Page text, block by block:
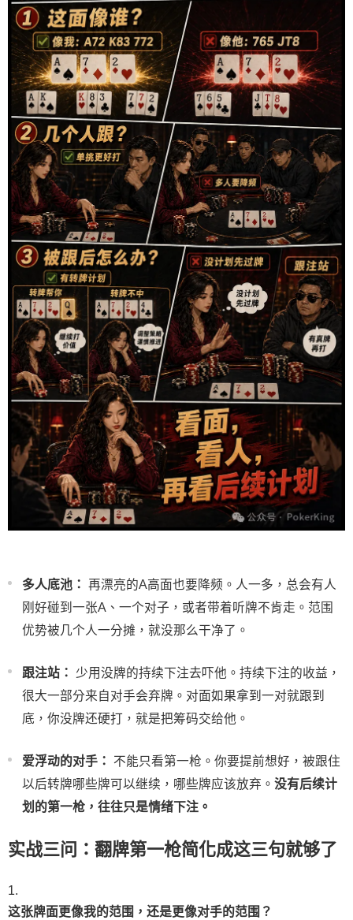
多人底池： 再漂亮的A高面也要降频。人一多，总会有人
刚好碰到一张A、一个对子，或者带着听牌不肯走。范围
优势被几个人一分摊，就没那么干净了。
跟注站：
少用没牌的持续下注去吓他。持续下注的收益，
很大一部分来自对手会弃牌。对面如果拿到一对就跟到
底，你没牌还硬打，就是把筹码交给他。
爱浮动的对手：
不能只看第一枪。你要提前想好，被跟住
以后转牌哪些牌可以继续，哪些牌应该放弃。 没有后续计
划的第一枪，往往只是情绪下注。
实战三问：翻牌第一枪简化成这三句就够了
这张牌面更像我的范围，还是更像对手的范围？